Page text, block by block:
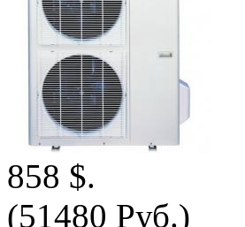
858 $.
(51480 Руб.)